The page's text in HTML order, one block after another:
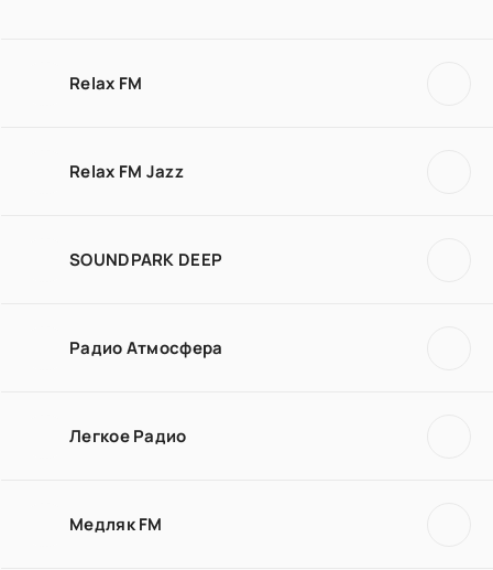
Relax FM
Relax FM Jazz
SOUNDPARK DEEP
Радио Атмосфера
Легкое Радио
Медляк FM